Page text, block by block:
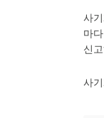
사
마
신
사